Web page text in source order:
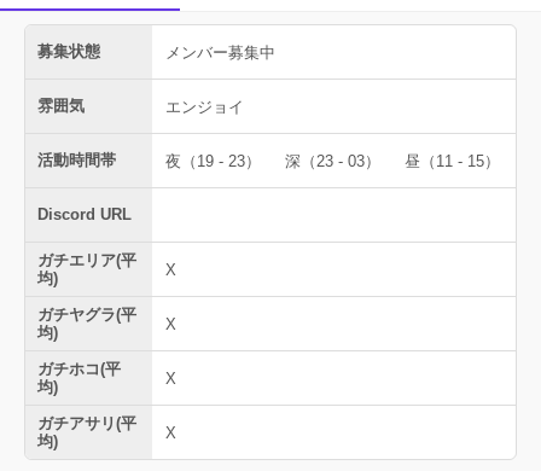
募集状態 メンバー募集中
雰囲気 エンジョイ
活動時間帯 夜（19 - 23） 深（23 - 03） 昼（11 - 15）
Discord URL
ガチエリア(平
均)
X
ガチヤグラ(平
均)
X
ガチホコ(平
均)
X
ガチアサリ(平
均)
X